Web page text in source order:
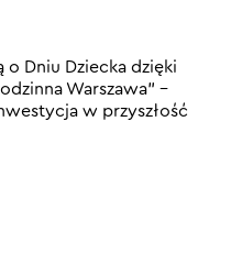
o Dniu Dziecka dzięki
Warszawa” –
w przyszłość